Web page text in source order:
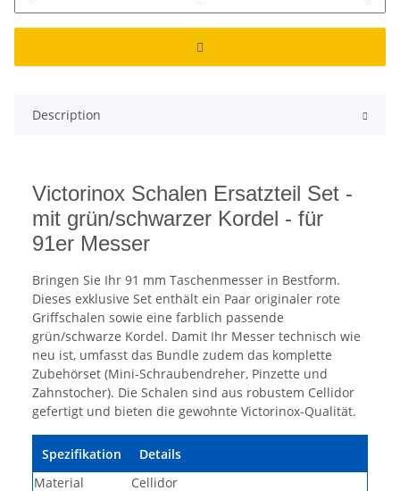
Description
Victorinox Schalen Ersatzteil Set -
mit grün/schwarzer Kordel - für
91er Messer
Bringen Sie Ihr 91 mm Taschenmesser in Bestform.
Dieses exklusive Set enthält ein Paar originaler rote
Griffschalen sowie eine farblich passende
grün/schwarze Kordel. Damit Ihr Messer technisch wie
neu ist, umfasst das Bundle zudem das komplette
Zubehörset (Mini-Schraubendreher, Pinzette und
Zahnstocher). Die Schalen sind aus robustem Cellidor
gefertigt und bieten die gewohnte Victorinox-Qualität.
Spezifikation
Details
Material
Cellidor